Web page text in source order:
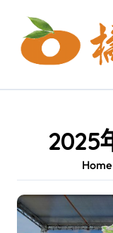
content
2025
Home